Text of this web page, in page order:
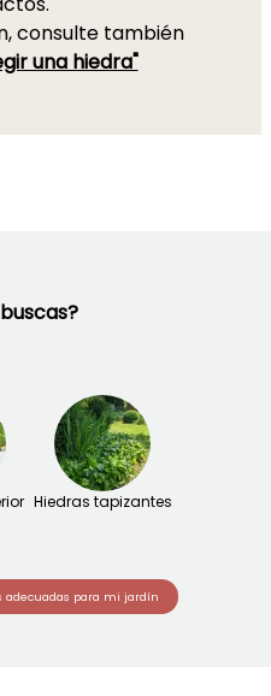
consulte también
una hiedra"
Hiedras tapizantes
adecuadas para mi jardín